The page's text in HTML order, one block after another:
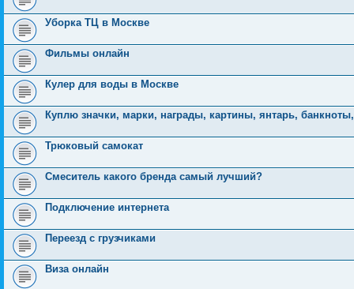
Уборка ТЦ в Москве
Фильмы онлайн
Кулер для воды в Москве
Куплю значки, марки, награды, картины, янтарь,
Трюковый самокат
Смеситель какого бренда самый лучший?
Подключение интернета
Переезд с грузчиками
Виза онлайн